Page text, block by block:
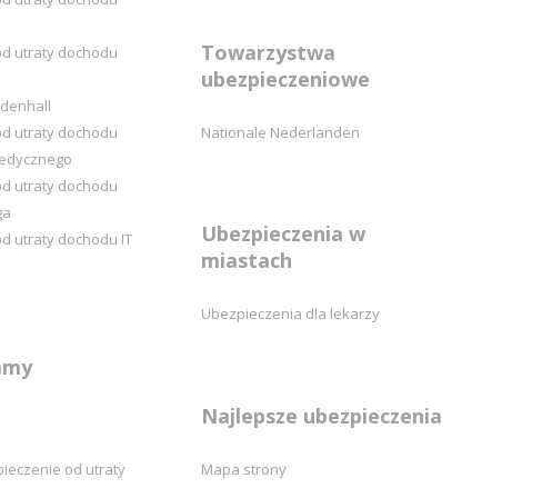
utraty dochodu
utraty dochodu
utraty dochodu
utraty dochodu IT
Towarzystwa
ubezpieczeniowe
Nationale Nederlanden
Ubezpieczenia w
miastach
Ubezpieczenia dla lekarzy
Najlepsze ubezpieczenia
od utraty
Mapa strony